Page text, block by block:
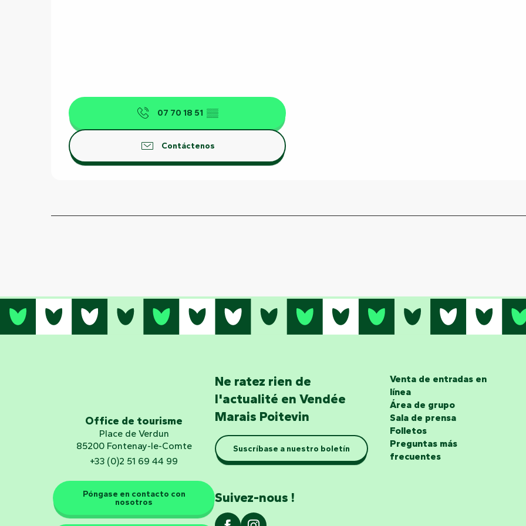
07 70 18 51 ▒▒
Contáctenos
Office de tourisme
Place de Verdun
85200 Fontenay-le-Comte
+33 (0)2 51 69 44 99
Póngase en contacto con
nosotros
Ne ratez rien de
l'actualité en Vendée
Marais Poitevin
Suscríbase a nuestro boletín
Suivez-nous !
Venta de entradas en
línea
Área de grupo
Sala de prensa
Folletos
Preguntas más
frecuentes